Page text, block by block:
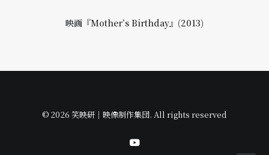
映画『Mother’s Birthday』(2013)
© 2026 笑映研｜映像制作集団. All rights reserved